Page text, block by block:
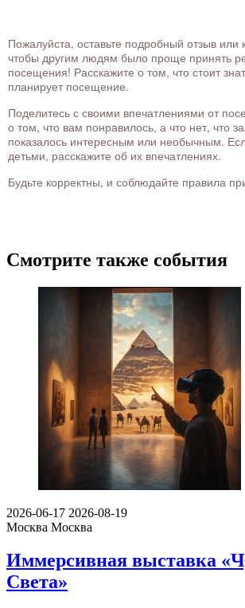
Пожалуйста, оставьте подробный отзыв или
чтобы другим людям было проще принять
посещения! Расскажите о том, что стоит
планирует посещение.
Поделитесь с своими впечатлениями от
о том, что вам понравилось, а что нет, что
показалось интересным или необычным.
детьми, расскажите об их впечатлениях.
Будьте корректны, и соблюдайте правила
Смотрите также события
2026-06-17 2026-08-19
Москва Москва
Иммерсивная выставка
Света»